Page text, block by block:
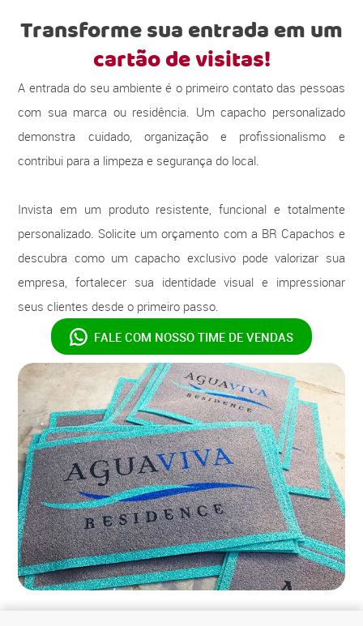
Transforme sua entrada em um
cartão de visitas!
A entrada do seu ambiente é o primeiro contato das pessoas
com sua marca ou residência. Um capacho personalizado
demonstra cuidado, organização e profissionalismo e
contribui para a limpeza e segurança do local.
Invista em um produto resistente, funcional e totalmente
personalizado. Solicite um orçamento com a BR Capachos e
descubra como um capacho exclusivo pode valorizar sua
empresa, fortalecer sua identidade visual e impressionar
seus clientes desde o primeiro passo.
FALE COM NOSSO TIME DE VENDAS